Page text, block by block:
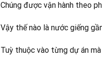
Chúng được vận hành theo
Vậy thế nào là nước giếng
Tuỳ thuộc vào từng dự án